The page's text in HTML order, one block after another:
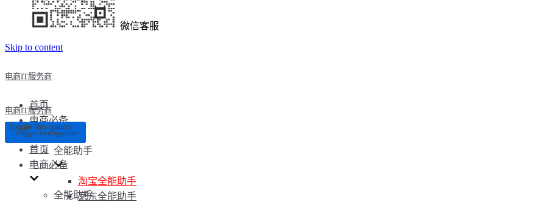
微信客服
Skip to content
电商IT服务商
首页
电商必备
全能助手
淘宝全能助手
京东全能助手
电商IT服务商
Toggle Navigation
Toggle Navigation
首页
电商必备
全能助手